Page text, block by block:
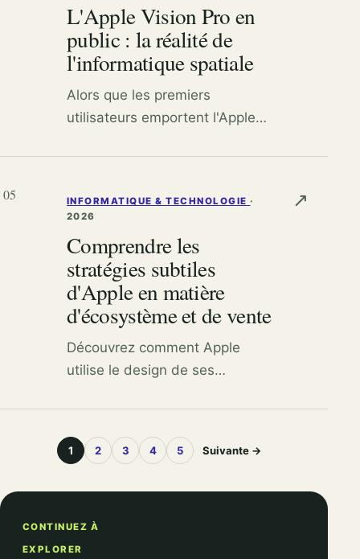
L'Apple Vision Pro en
public : la réalité de
l'informatique spatiale
Alors que les premiers
utilisateurs emportent l'Apple
dans les espaces publics et les
l'informatique spatiale.
05 INFORMATIQUE & TECHNOLOGIE·
2026
Comprendre les
stratégies subtiles
d'Apple en matière
d'écosystème et de vente
Découvrez comment Apple
utilise le design de ses
données pour générer des
revenus et maintenir sa position
↗
1 2 3 4 5 Suivante →
CONTINUEZ À
EXPLORER